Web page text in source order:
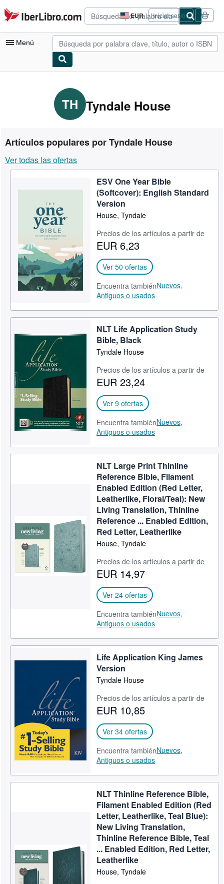
Pasar al contenido principal
IberLibro.com EUR
Preferencias
de
compra
del
Iniciar sesión
Menú
Consultar mis pedidos
Búsqueda avanzada
Libros antiguos
Arte y coleccionismo
Comenzar a vender
CERRAR
TH Tyndale House
Artículos populares por Tyndale House
Ver todas las ofertas
ESV One Year Bible
(Softcover): English Standard
Version
House, Tyndale
Precios de los artículos a partir de
EUR 6,23
Ver 50 ofertas
Encuentra tambiénNuevos,
Antiguos o usados
NLT Life Application Study
Bible, Black
Tyndale House
Precios de los artículos a partir de
EUR 23,24
Ver 9 ofertas
Encuentra tambiénNuevos,
Antiguos o usados
NLT Large Print Thinline
Reference Bible, Filament
Enabled Edition (Red Letter,
Leatherlike, Floral/Teal): New
Living Translation, Thinline
Reference ... Enabled Edition,
Red Letter, Leatherlike
House, Tyndale
Precios de los artículos a partir de
EUR 14,97
Ver 24 ofertas
Encuentra tambiénNuevos,
Antiguos o usados
Life Application King James
Version
Tyndale House
Precios de los artículos a partir de
EUR 10,85
Ver 34 ofertas
Encuentra tambiénNuevos,
Antiguos o usados
NLT Thinline Reference Bible,
Filament Enabled Edition (Red
Letter, Leatherlike, Teal Blue):
New Living Translation,
Thinline Reference Bible, Teal
... Enabled Edition, Red Letter,
Leatherlike
House, Tyndale